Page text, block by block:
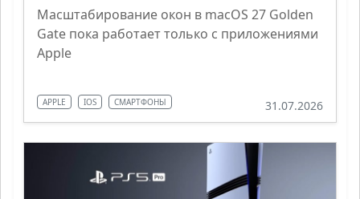
Масштабирование окон в macOS 27 Golden
Gate пока работает только с приложениями
Apple
APPLE IOS СМАРТФОНЫ 31.07.2026